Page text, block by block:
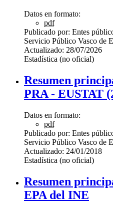
Datos en formato:
pdf
Publicado por: Entes
Servicio Público Vasco de
Actualizado: 28/07/2026
Estadística (no oficial)
Resumen
PRA - EUSTAT
Datos en formato:
pdf
Publicado por: Entes
Servicio Público Vasco de
Actualizado: 24/01/2018
Estadística (no oficial)
Resumen
EPA del INE